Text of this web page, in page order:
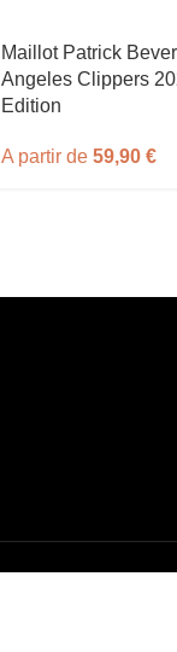
Maillot Patrick
Angeles Clippers
Edition
A partir de 59,90 €